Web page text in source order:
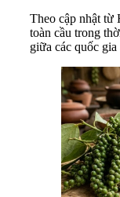
Theo cập nhật từ
toàn cầu trong
giữa các quốc gia